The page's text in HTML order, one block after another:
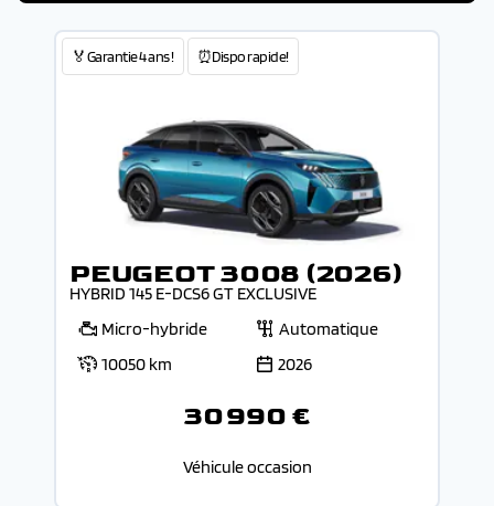
🏅Garantie 4 ans ! ⏰Dispo rapide!
PEUGEOT 3008 (2026)
HYBRID 145 E-DCS6 GT EXCLUSIVE
Micro-hybride
Automatique
10050 km
2026
30 990 €
Véhicule occasion